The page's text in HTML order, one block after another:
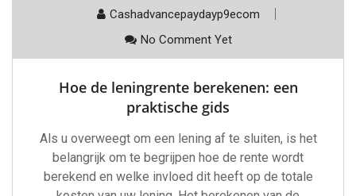
Cashadvancepaydayp9ecom
No Comment Yet
Hoe de leningrente berekenen: een
praktische gids
Als u overweegt om een lening af te sluiten, is het
belangrijk om te begrijpen hoe de rente wordt
berekend en welke invloed dit heeft op de totale